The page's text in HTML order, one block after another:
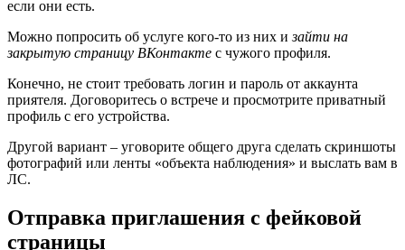
если они есть.
Можно попросить об услуге кого-то из них изайти на
закрытую страницу ВКонтакте с чужого профиля.
Конечно, не стоит требовать логин и пароль от аккаунта
приятеля. Договоритесь о встрече и просмотрите приватный
профиль с его устройства.
Другой вариант – уговорите общего друга сделать скриншоты
фотографий или ленты «объекта наблюдения» и выслать вам в
ЛС.
Отправка приглашения с фейковой
страницы